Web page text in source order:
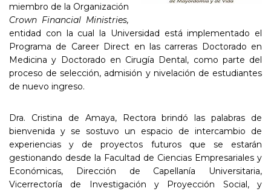
miembro de la Organización
Crown Financial Ministries,
entidad con la cual la Universidad está implementado el
Programa de Career Direct en las carreras Doctorado en
Medicina y Doctorado en Cirugía Dental, como parte del
proceso de selección, admisión y nivelación de estudiantes
de nuevo ingreso.
Dra. Cristina de Amaya, Rectora brindó las palabras de
bienvenida y se sostuvo un espacio de intercambio de
experiencias y de proyectos futuros que se estarán
gestionando desde la Facultad de Ciencias Empresariales y
Económicas, Dirección de Capellanía Universitaria,
Vicerrectoría de Investigación y Proyección Social, y